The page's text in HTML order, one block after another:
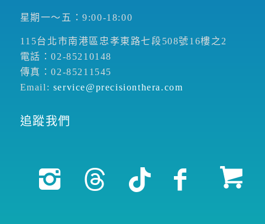
星期一～五：9:00-18:00
115台北市南港區忠孝東路七段508號16樓之2
電話：02-85210148
傳真：02-85211545
Email: service@precisionthera.com
追蹤我們